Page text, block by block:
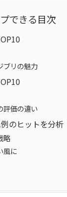
できる目次
ブリの魅力
評価の違い
のヒットを分析
略
風に